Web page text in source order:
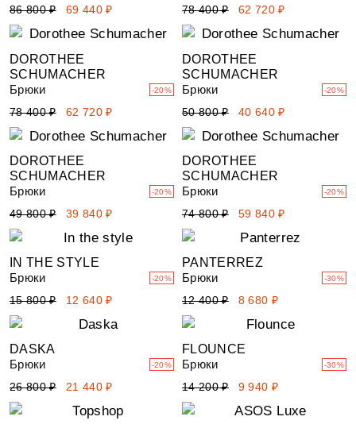
86 800 ₽ 69 440 ₽ 78 400 ₽ 62 720 ₽
DOROTHEE
SCHUMACHER
Брюки
78 400 ₽ 62 720 ₽
-20%
DOROTHEE
SCHUMACHER
Брюки
50 800 ₽ 40 640 ₽
-20%
DOROTHEE
SCHUMACHER
Брюки
49 800 ₽ 39 840 ₽
-20%
DOROTHEE
SCHUMACHER
Брюки
74 800 ₽ 59 840 ₽
-20%
IN THE STYLE
Брюки
15 800 ₽ 12 640 ₽
-20%
PANTERREZ
Брюки
12 400 ₽ 8 680 ₽
-30%
DASKA
Брюки
26 800 ₽ 21 440 ₽
-20%
FLOUNCE
Брюки
14 200 ₽ 9 940 ₽
-30%